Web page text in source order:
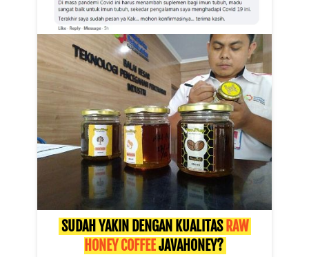
SUDAH YAKIN DENGAN KUALITAS RAW
HONEY COFFEE JAVAHONEY?